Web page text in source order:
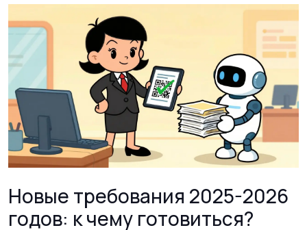
Новые требования 2025-2026
годов: к чему готовиться?